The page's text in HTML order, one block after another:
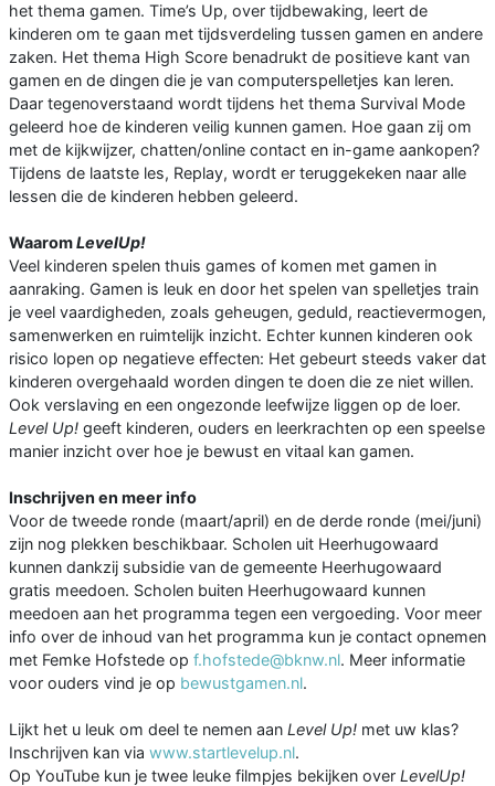
het thema gamen. Time’s Up, over tijdbewaking, leert de
kinderen om te gaan met tijdsverdeling tussen gamen en andere
zaken. Het thema High Score benadrukt de positieve kant van
gamen en de dingen die je van computerspelletjes kan leren.
Daar tegenoverstaand wordt tijdens het thema Survival Mode
geleerd hoe de kinderen veilig kunnen gamen. Hoe gaan zij om
met de kijkwijzer, chatten/online contact en in-game aankopen?
Tijdens de laatste les, Replay, wordt er teruggekeken naar alle
lessen die de kinderen hebben geleerd.
WaaromLevelUp!
Veel kinderen spelen thuis games of komen met gamen in
aanraking. Gamen is leuk en door het spelen van spelletjes train
je veel vaardigheden, zoals geheugen, geduld, reactievermogen,
samenwerken en ruimtelijk inzicht. Echter kunnen kinderen ook
risico lopen op negatieve effecten: Het gebeurt steeds vaker dat
kinderen overgehaald worden dingen te doen die ze niet willen.
Ook verslaving en een ongezonde leefwijze liggen op de loer.
Level Up! geeft kinderen, ouders en leerkrachten op een speelse
manier inzicht over hoe je bewust en vitaal kan gamen.
Inschrijven en meer info
Voor de tweede ronde (maart/april) en de derde ronde (mei/juni)
zijn nog plekken beschikbaar. Scholen uit Heerhugowaard
kunnen dankzij subsidie van de gemeente Heerhugowaard
gratis meedoen. Scholen buiten Heerhugowaard kunnen
meedoen aan het programma tegen een vergoeding. Voor meer
info over de inhoud van het programma kun je contact opnemen
met Femke Hofstede op f.hofstede@bknw.nl. Meer informatie
voor ouders vind je op bewustgamen.nl.
Lijkt het u leuk om deel te nemen aan Level Up! met uw klas?
Inschrijven kan via www.startlevelup.nl.
Op YouTube kun je twee leuke filmpjes bekijken over LevelUp!